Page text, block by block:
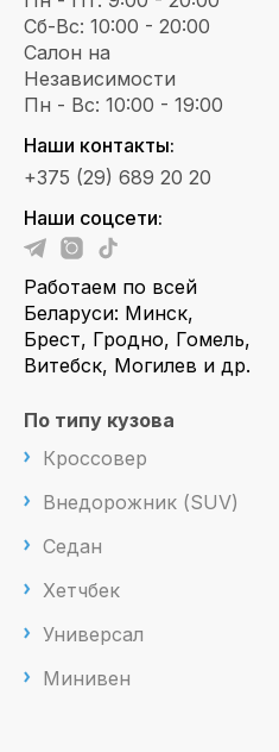
Сб-Вс: 10:00 - 20:00
Салон на
Независимости
Пн - Вс: 10:00 - 19:00
Наши контакты:
+375 (29) 689 20 20
Наши соцсети:
Работаем по всей
Беларуси: Минск,
Брест, Гродно, Гомель,
Витебск, Могилев и др.
По типу кузова
Кроссовер
Внедорожник (SUV)
Седан
Хетчбек
Универсал
Минивен